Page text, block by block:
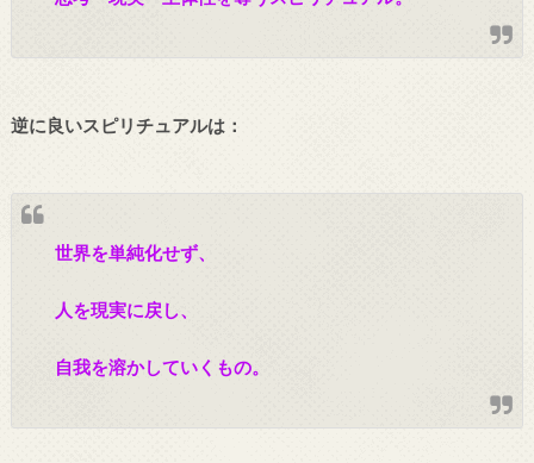
逆に良いスピリチュアルは：
世界を単純化せず、
人を現実に戻し、
自我を溶かしていくもの。